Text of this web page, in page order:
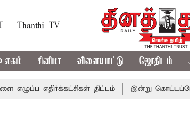
Thanthi TV
சினிமா விளையாட்டு ஜோதிடம்
எதிர்க்கட்சிகள் திட்டம் இன்று